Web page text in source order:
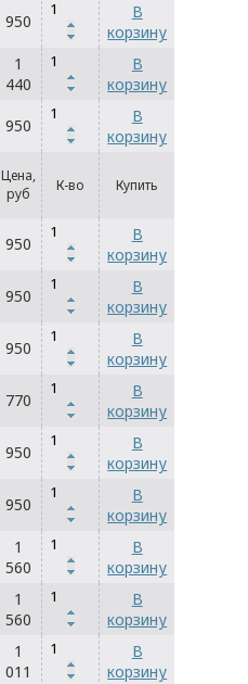
950
В
корзину
1
440
В
корзину
950
В
корзину
Цена,
руб
К-во Купить
950
В
корзину
950
В
корзину
950
В
корзину
770
В
корзину
950
В
корзину
950
В
корзину
1
560
В
корзину
1
560
В
корзину
1
011
В
корзину